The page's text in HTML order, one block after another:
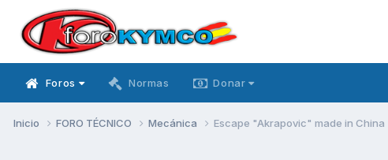
Foros Normas Donar
Inicio FORO TÉCNICO Mecánica Escape "Akrapovic" made in China